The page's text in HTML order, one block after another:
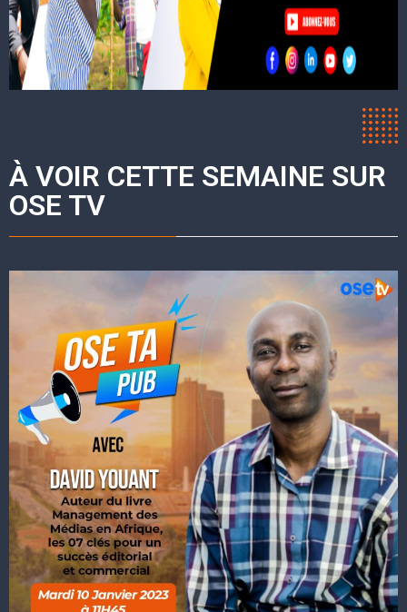
À VOIR CETTE SEMAINE SUR
OSE TV